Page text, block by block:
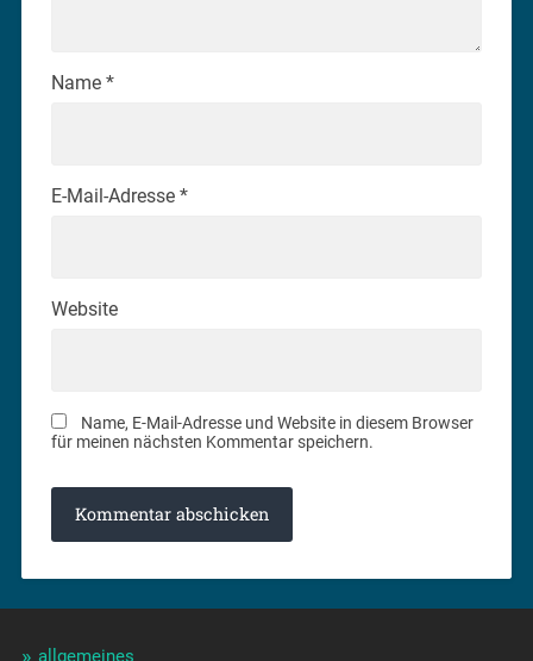
Name *
E-Mail-Adresse *
Website
Name, E-Mail-Adresse und Website in diesem Browser
für meinen nächsten Kommentar speichern.
allgemeines